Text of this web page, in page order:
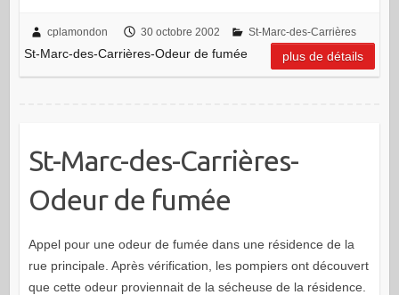
cplamondon 30 octobre 2002 St-Marc-des-Carrières
St-Marc-des-Carrières-Odeur de fumée plus de détails
St-Marc-des-Carrières-
Odeur de fumée
Appel pour une odeur de fumée dans une résidence de la
rue principale. Après vérification, les pompiers ont découvert
que cette odeur proviennait de la sécheuse de la résidence.